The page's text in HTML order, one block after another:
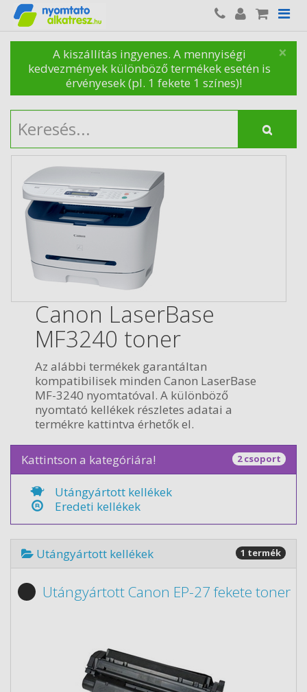
×
A kiszállítás ingyenes. A mennyiségi
kedvezmények különböző termékek esetén is
érvényesek (pl. 1 fekete 1 színes)!
Canon LaserBase
MF3240 toner
Az alábbi termékek garantáltan
kompatibilisek minden Canon LaserBase
MF-3240 nyomtatóval. A különböző
nyomtató kellékek részletes adatai a
termékre kattintva érhetők el.
Kattintson a kategóriára! 2 csoport
Utángyártott kellékek
Eredeti kellékek
Utángyártott kellékek 1 termék
Utángyártott Canon EP-27 fekete toner